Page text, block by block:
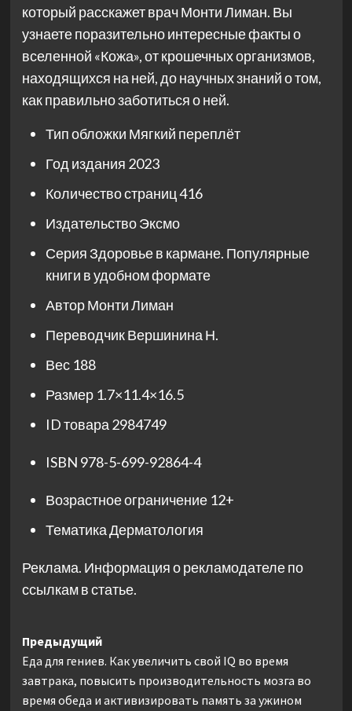
который расскажет врач Монти Лиман. Вы
узнаете поразительно интересные факты о
вселенной «Кожа», от крошечных организмов,
находящихся на ней, до научных знаний о том,
как правильно заботиться о ней.
Тип обложки Мягкий переплёт
Год издания 2023
Количество страниц416
ИздательствоЭксмо
СерияЗдоровье в кармане. Популярные
книги в удобном формате
АвторМонти Лиман
ПереводчикВершинина Н.
Вес 188
Размер 1.7×11.4×16.5
ID товара 2984749
ISBN 978-5-699-92864-4
Возрастное ограничение 12+
ТематикаДерматология
Реклама. Информация о рекламодателе по
ссылкам в статье.
Навигация
записи
Предыдущий
Еда для гениев. Как увеличить свой IQ во время
завтрака, повысить производительность мозга во
время обеда и активизировать память за ужином